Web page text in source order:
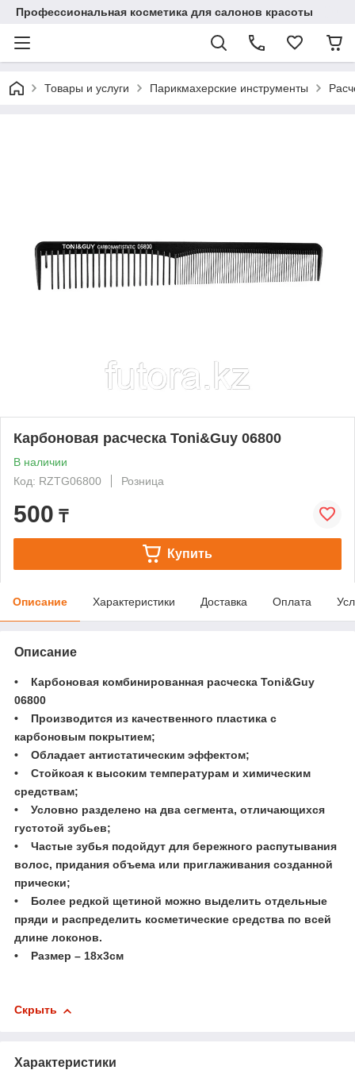
Профессиональная косметика для салонов красоты
Товары и услуги Парикмахерские инструменты
Карбоновая расческа Toni&Guy 06800
В наличии
Код: RZTG06800
Розница
500 ₸
Купить
Описание Характеристики Доставка Оплата
Описание
• Карбоновая комбинированная расческа Toni&Guy
06800
• Производится из качественного пластика с
карбоновым покрытием;
• Обладает антистатическим эффектом;
• Стойкоая к высоким температурам и химическим
средствам;
• Условно разделено на два сегмента, отличающихся
густотой зубьев;
• Частые зубья подойдут для бережного распутывания
волос, придания объема или приглаживания созданной
прически;
• Более редкой щетиной можно выделить отдельные
пряди и распределить косметические средства по всей
длине локонов.
• Размер – 18х3см
Скрыть
Характеристики